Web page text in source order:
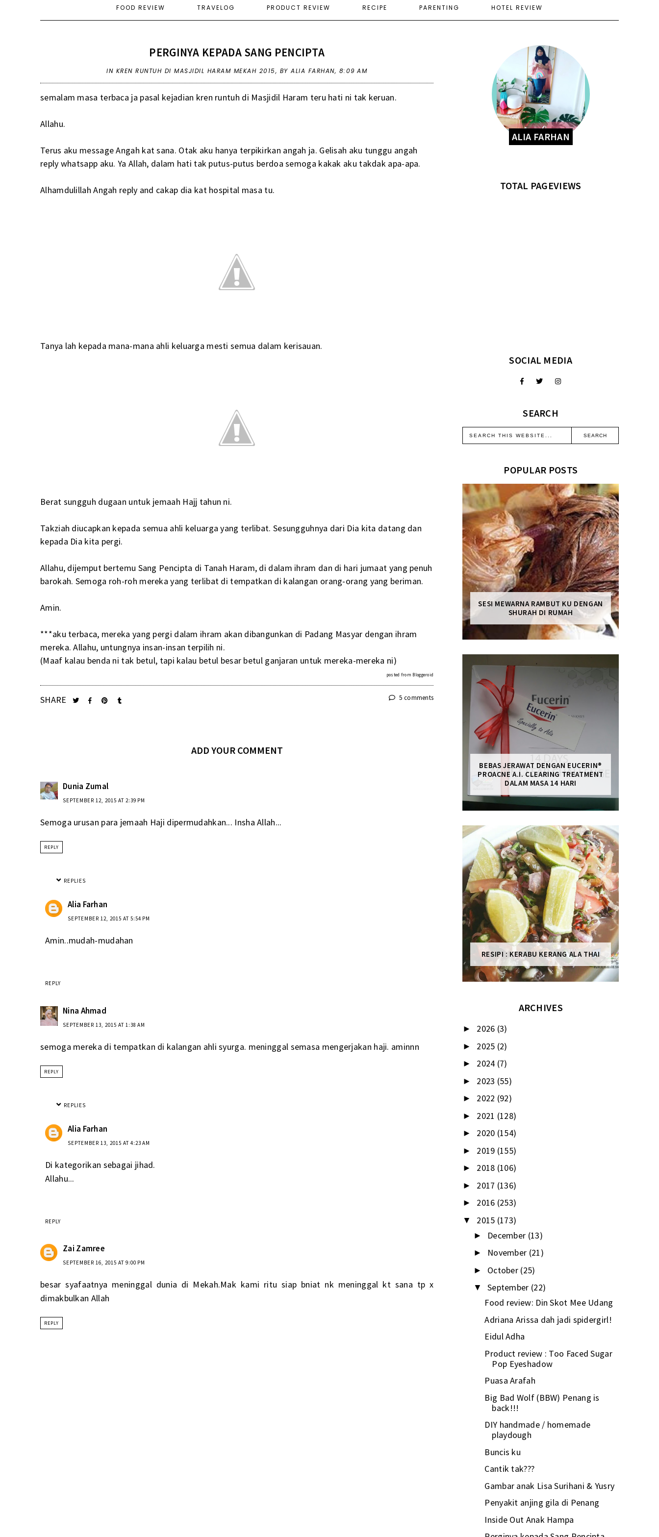
FOOD REVIEW TRAVELOG PRODUCT REVIEW RECIPE PARENTING HOTEL REVIEW
PERGINYA KEPADA SANG PENCIPTA
IN KREN RUNTUH DI MASJIDIL HARAM MEKAH 2015, BY ALIA FARHAN, 8:09 AM
semalam masa terbaca ja pasal kejadian kren runtuh di Masjidil Haram teru hati ni tak keruan.
Allahu.
Terus aku message Angah kat sana. Otak aku hanya terpikirkan angah ja. Gelisah aku tunggu angah
reply whatsapp aku. Ya Allah, dalam hati tak putus-putus berdoa semoga kakak aku takdak apa-apa.
Alhamdulillah Angah reply and cakap dia kat hospital masa tu.
Tanya lah kepada mana-mana ahli keluarga mesti semua dalam kerisauan.
Berat sungguh dugaan untuk jemaah Hajj tahun ni.
Takziah diucapkan kepada semua ahli keluarga yang terlibat. Sesungguhnya dari Dia kita datang dan
kepada Dia kita pergi.
Allahu, dijemput bertemu Sang Pencipta di Tanah Haram, di dalam ihram dan di hari jumaat yang penuh
barokah. Semoga roh-roh mereka yang terlibat di tempatkan di kalangan orang-orang yang beriman.
Amin.
***aku terbaca, mereka yang pergi dalam ihram akan dibangunkan di Padang Masyar dengan ihram
mereka. Allahu, untungnya insan-insan terpilih ni.
(Maaf kalau benda ni tak betul, tapi kalau betul besar betul ganjaran untuk mereka-mereka ni)
posted from Bloggeroid
SHARE 5 comments
ADD YOUR COMMENT
Dunia Zumal
SEPTEMBER 12, 2015 AT 2:39 PM
Semoga urusan para jemaah Haji dipermudahkan... Insha Allah...
REPLY
REPLIES
Alia Farhan
SEPTEMBER 12, 2015 AT 5:54 PM
Amin..mudah-mudahan
REPLY
Nina Ahmad
SEPTEMBER 13, 2015 AT 1:38 AM
semoga mereka di tempatkan di kalangan ahli syurga. meninggal semasa mengerjakan haji. aminnn
REPLY
REPLIES
Alia Farhan
SEPTEMBER 13, 2015 AT 4:23 AM
Di kategorikan sebagai jihad.
Allahu...
REPLY
Zai Zamree
SEPTEMBER 16, 2015 AT 9:00 PM
besar syafaatnya meninggal dunia di Mekah.Mak kami ritu siap bniat nk meninggal kt sana tp x
dimakbulkan Allah
REPLY
ALIA FARHAN
TOTAL PAGEVIEWS
SOCIAL MEDIA
SEARCH
POPULAR POSTS
SESI MEWARNA RAMBUT KU DENGAN
SHURAH DI RUMAH
BEBAS JERAWAT DENGAN EUCERIN®
PROACNE A.I. CLEARING TREATMENT
DALAM MASA 14 HARI
RESIPI : KERABU KERANG ALA THAI
ARCHIVES
► 2026 (3)
► 2025 (2)
► 2024 (7)
► 2023 (55)
► 2022 (92)
► 2021 (128)
► 2020 (154)
► 2019 (155)
► 2018 (106)
► 2017 (136)
► 2016 (253)
▼ 2015 (173)
► December (13)
► November (21)
► October (25)
▼ September (22)
Food review: Din Skot Mee Udang
Adriana Arissa dah jadi spidergirl!
Eidul Adha
Product review : Too Faced Sugar
Pop Eyeshadow
Puasa Arafah
Big Bad Wolf (BBW) Penang is
back!!!
DIY handmade / homemade
playdough
Buncis ku
Cantik tak???
Gambar anak Lisa Surihani & Yusry
Penyakit anjing gila di Penang
Inside Out Anak Hampa